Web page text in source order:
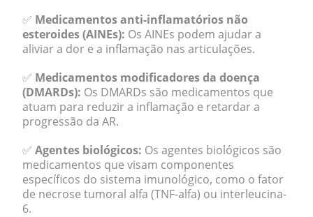
✅ Medicamentos anti-inflamatórios não
esteroides (AINEs): Os AINEs podem ajudar a
aliviar a dor e a inflamação nas articulações.
✅ Medicamentos modificadores da doença
(DMARDs): Os DMARDs são medicamentos que
atuam para reduzir a inflamação e retardar a
progressão da AR.
✅ Agentes biológicos: Os agentes biológicos são
medicamentos que visam componentes
específicos do sistema imunológico, como o fator
de necrose tumoral alfa (TNF-alfa) ou interleucina-
6.